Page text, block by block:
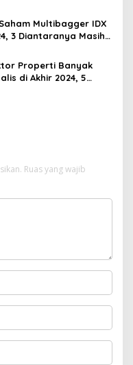
Multibagger IDX
3 Diantaranya Masih
Properti Banyak
di Akhir 2024, 5
Ruas yang wajib